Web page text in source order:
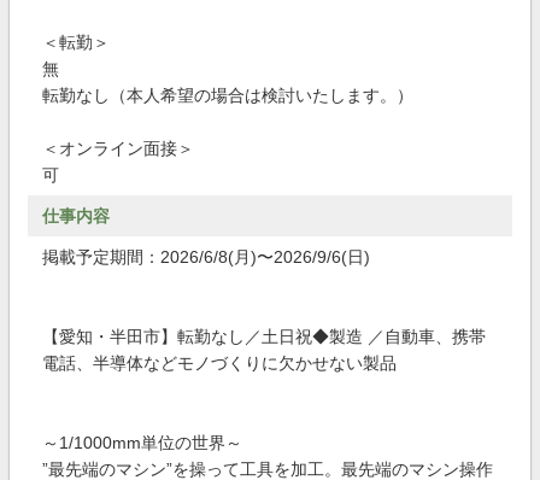
＜転勤＞
無
転勤なし（本人希望の場合は検討いたします。）
＜オンライン面接＞
可
仕事内容
掲載予定期間：2026/6/8(月)〜2026/9/6(日)
【愛知・半田市】転勤なし／土日祝◆製造 ／自動車、携帯
電話、半導体などモノづくりに欠かせない製品
～1/1000mm単位の世界～
”最先端のマシン”を操って工具を加工。最先端のマシン操作